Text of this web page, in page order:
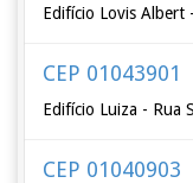
Edifício Lovis Albert
CEP 01043901
Edifício Luiza - Rua
CEP 01040903